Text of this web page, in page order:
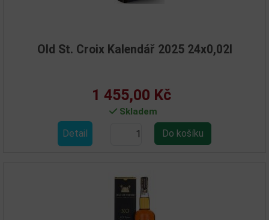
Old St. Croix Kalendář 2025 24x0,02l
1 455,00 Kč
Skladem
Detail